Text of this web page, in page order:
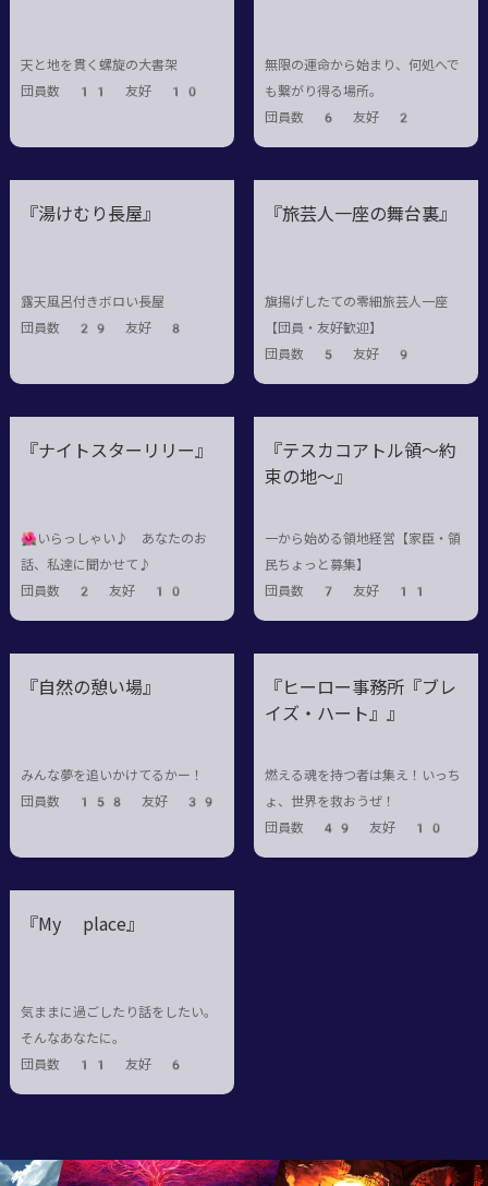
天と地を貫く螺旋の大書架
団員数 11 友好 10
無限の運命から始まり、何処へで
も繋がり得る場所。
団員数 6 友好 2
『湯けむり長屋』
露天風呂付きボロい長屋
団員数 29 友好 8
『旅芸人一座の舞台裏』
旗揚げしたての零細旅芸人一座
【団員・友好歓迎】
団員数 5 友好 9
『ナイトスターリリー』
🌺いらっしゃい♪ あなたのお
話、私達に聞かせて♪
団員数 2 友好 10
『テスカコアトル領～約
束の地～』
一から始める領地経営【家臣・領
民ちょっと募集】
団員数 7 友好 11
『自然の憩い場』
みんな夢を追いかけてるかー！
団員数 158 友好 39
『ヒーロー事務所『ブレ
イズ・ハート』』
燃える魂を持つ者は集え！いっち
ょ、世界を救おうぜ！
団員数 49 友好 10
『My place』
気ままに過ごしたり話をしたい。
そんなあなたに。
団員数 11 友好 6